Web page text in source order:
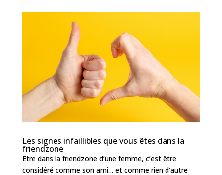
Les signes infaillibles que vous êtes dans la
friendzone
Etre dans la friendzone d’une femme, c’est être
considéré comme son ami… et comme rien d’autre